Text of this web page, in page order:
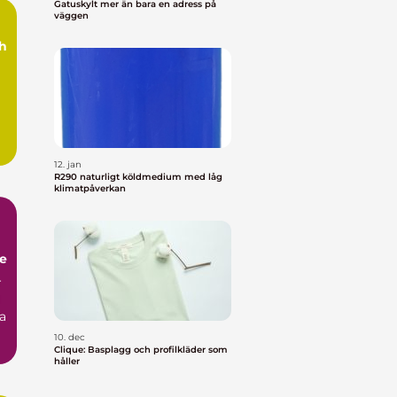
Gatuskylt mer än bara en adress på
väggen
12. jan
R290 naturligt köldmedium med låg
klimatpåverkan
10. dec
Clique: Basplagg och profilkläder som
håller